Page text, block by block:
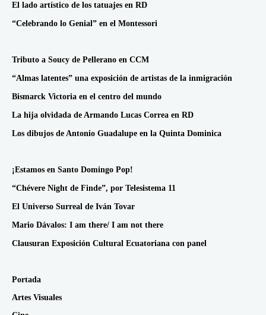
El lado artístico de los tatuajes en RD
“Celebrando lo Genial” en el Montessori
Tributo a Soucy de Pellerano en CCM
“Almas latentes” una exposición de artistas de la inmigración
Bismarck Victoria en el centro del mundo
La hija olvidada de Armando Lucas Correa en RD
Los dibujos de Antonio Guadalupe en la Quinta Dominica
¡Estamos en Santo Domingo Pop!
“Chévere Night de Finde”, por Telesistema 11
El Universo Surreal de Iván Tovar
Mario Dávalos: I am there/ I am not there
Clausuran Exposición Cultural Ecuatoriana con panel
Portada
Artes Visuales